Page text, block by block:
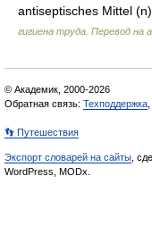
antiseptisches Mittel
гигиена труда. Перевод на
© Академик, 2000-2026
Обратная связь: Техподдержка
👣 Путешествия
Экспорт словарей на сайты ,
WordPress, MODx.